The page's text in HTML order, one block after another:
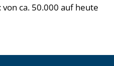
ca. 50.000 auf heute